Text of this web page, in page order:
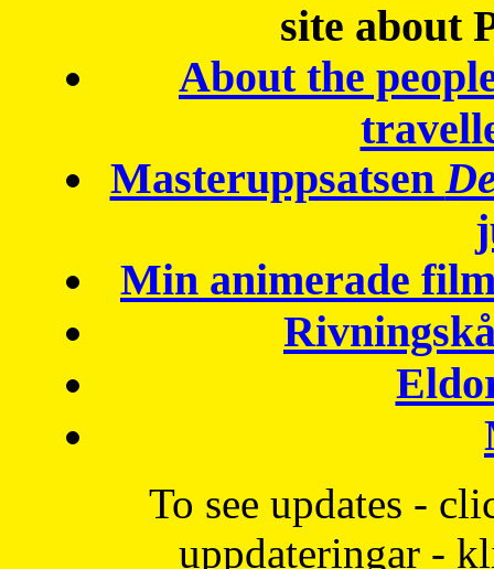
site about
About the
Masteruppsatsen
Min animerade
To see updates -
uppdateringar -